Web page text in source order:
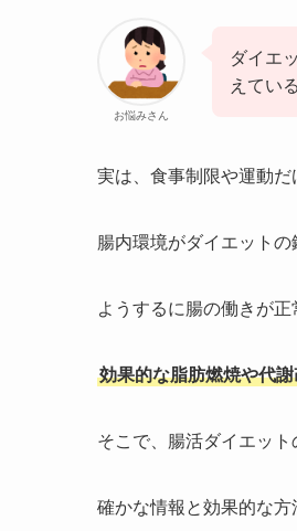
お悩みさん
ダイエ
えてい
実は、食事制限や運動だ
腸内環境がダイエット
ようするに腸の働きが正
効果的な脂肪燃焼や代
そこで、腸活ダイエット
確かな情報と効果的な方